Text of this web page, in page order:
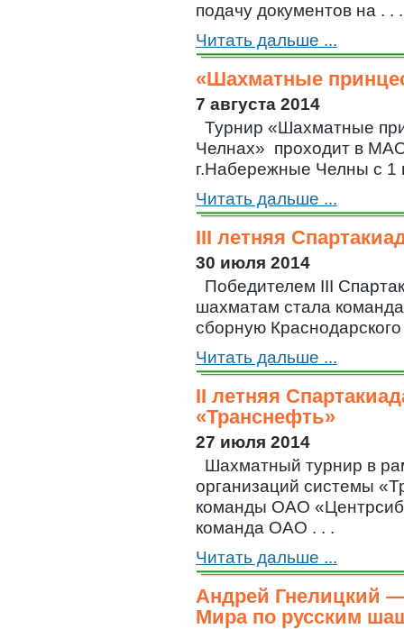
подачу документов на . . .
Читать дальше ...
«Шахматные
7 августа 2014
Турнир «Шахматные
Челнах» проходит в
г.Набережные Челны с 1
Читать дальше ...
III летняя
30 июля 2014
Победителем III
шахматам стала
сборную Краснодарского
Читать дальше ...
II летняя
«Транснефть»
27 июля 2014
Шахматный турнир в
организаций системы
команды ОАО
команда ОАО . . .
Читать дальше ...
Андрей Гнелицкий
Мира по русским